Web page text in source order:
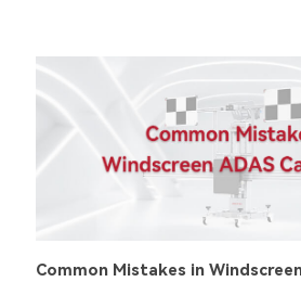
Common Mistakes in